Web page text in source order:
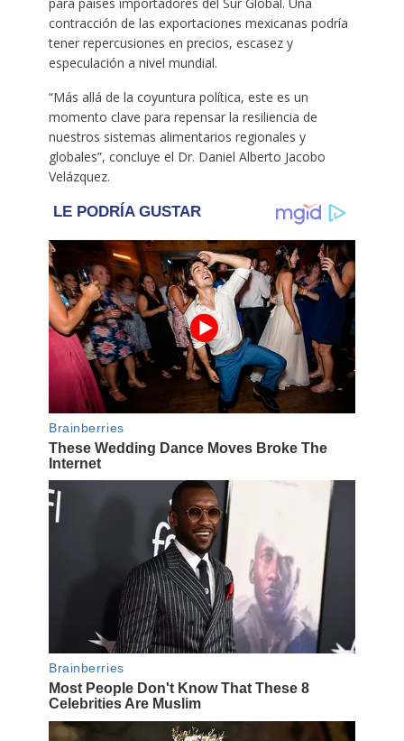
contracción de las exportaciones mexicanas podría
tener repercusiones en precios, escasez y
especulación a nivel mundial.
“Más allá de la coyuntura política, este es un
momento clave para repensar la resiliencia de
nuestros sistemas alimentarios regionales y
globales”, concluye el Dr. Daniel Alberto Jacobo
Velázquez.